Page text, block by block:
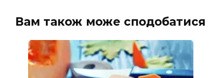
Вам також може сподобатися